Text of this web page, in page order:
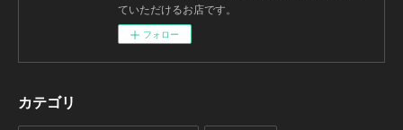
ていただけるお店です。
フォロー
カテゴリ